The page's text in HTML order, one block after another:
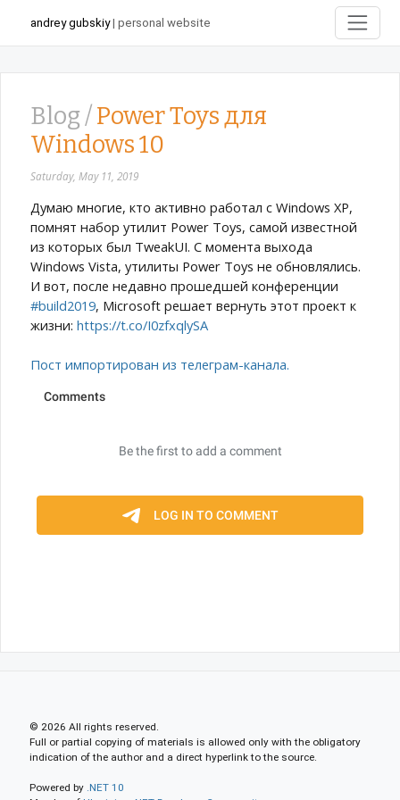
andrey gubskiy| personal website
Blog /Power Toys для
Windows 10
Saturday, May 11, 2019
Думаю многие, кто активно работал с Windows XP,
помнят набор утилит Power Toys, самой известной
из которых был TweakUI. С момента выхода
Windows Vista, утилиты Power Toys не обновлялись.
И вот, после недавно прошедшей конференции
#build2019, Microsoft решает вернуть этот проект к
жизни: https://t.co/I0zfxqlySA
Пост импортирован из телеграм-канала.
© 2026 All rights reserved.
Full or partial copying of materials is allowed only with the obligatory
indication of the author and a direct hyperlink to the source.
Powered by .NET 10